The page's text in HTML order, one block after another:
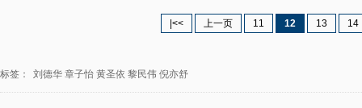
|<< 上一页 11 12 13 14
标签： 刘德华 章子怡 黄圣依 黎民伟 倪亦舒